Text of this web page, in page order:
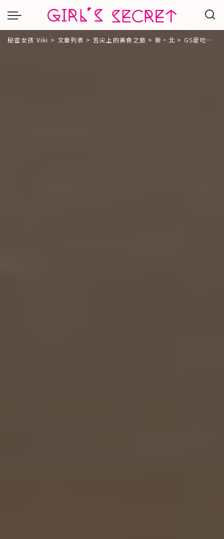
秘密女孩 Viki > 文章列表 > 舌尖上的美食之旅 >新。北 > GS愛吃鬼| 板橋江子翠 | Turning Table del vin 義大利街頭小酒館 | 自在享受傳統義大利料理饗宴